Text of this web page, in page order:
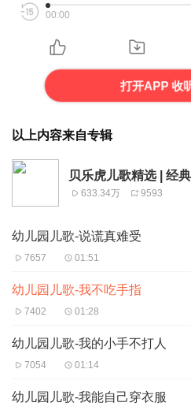
00:00
打开APP 收
以上内容来自专辑
贝乐虎儿歌精选 | 经
633.34万 9593
幼儿园儿歌-说谎真难受
7657 01:51
幼儿园儿歌-我不吃手指
7402 01:28
幼儿园儿歌-我的小手不打人
7054 01:14
幼儿园儿歌-我能自己穿衣服